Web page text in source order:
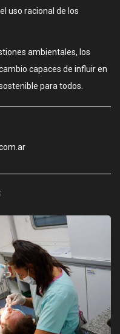
uso racional de los
ambientales, los
capaces de influir en
para todos.